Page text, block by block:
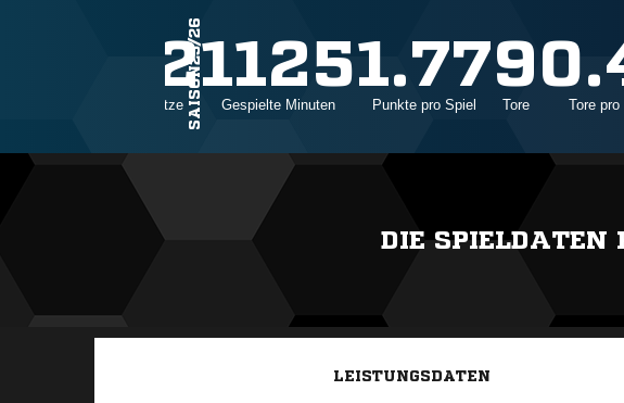
SAISON25/26
22
Einsätze
1125
Gespielte Minuten
1.77
Punkte pro Spiel
9
Tore Tore pro
DIE SPIELDATEN
LEISTUNGSDATEN